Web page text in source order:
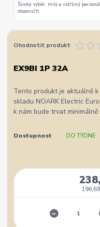
Široký výběr, milý a vstřícný
doporučit.
Ohodnotit produkt
EX9BI 1P 32A
Tento produkt je aktuálně
skladu NOARK Electric
k nám bude trvat minimálně
Dostupnost DO TÝDNE